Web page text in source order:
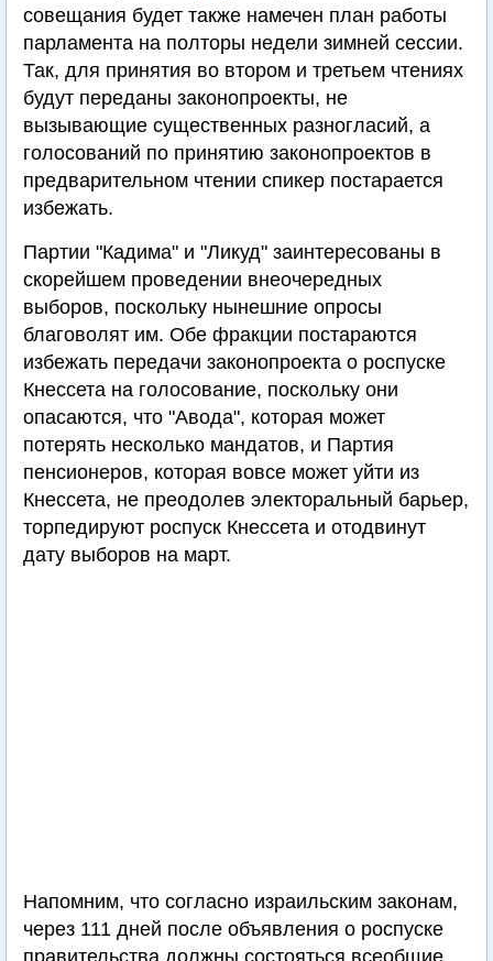
совещания будет также намечен план работы
парламента на полторы недели зимней сессии.
Так, для принятия во втором и третьем чтениях
будут переданы законопроекты, не
вызывающие существенных разногласий, а
голосований по принятию законопроектов в
предварительном чтении спикер постарается
избежать.
Партии "Кадима" и "Ликуд" заинтересованы в
скорейшем проведении внеочередных
выборов, поскольку нынешние опросы
благоволят им. Обе фракции постараются
избежать передачи законопроекта о роспуске
Кнессета на голосование, поскольку они
опасаются, что "Авода", которая может
потерять несколько мандатов, и Партия
пенсионеров, которая вовсе может уйти из
Кнессета, не преодолев электоральный барьер,
торпедируют роспуск Кнессета и отодвинут
дату выборов на март.
Напомним, что согласно израильским законам,
через 111 дней после объявления о роспуске
правительства должны состояться всеобщие